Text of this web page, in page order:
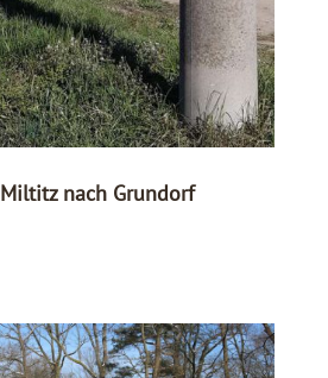
nach Grundorf